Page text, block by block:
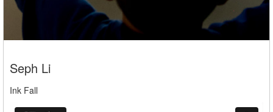
Seph Li
Ink Fall